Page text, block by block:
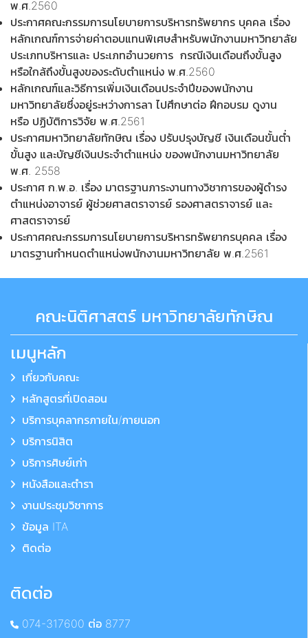
พ.ศ.2560
ประกาศคณะกรรมการนโยบายการบริหารทรัพยากร บุคคล เรื่อง
หลักเกณฑ์การจ่ายค่าตอบแทนพิเศษสำหรับพนักงานมหาวิทยาลัย
ประเภทบริหารและ ประเภทอำนวยการ กรณีเงินเดือนถึงขั้นสูง
หรือใกล้ถึงขั้นสูงของระดับตำแหน่ง พ.ศ.2560
หลักเกณฑ์และวิธีการเพิ่มเงินเดือนประจำปีของพนักงาน
มหาวิทยาลัยซึ่งอยู่ระหว่างการลา ไปศึกษาต่อ ฝึกอบรม ดูงาน
หรือ ปฏิบัติการวิจัย พ.ศ.2561
ประกาศมหาวิทยาลัยทักษิณ เรื่อง ปรับปรุงบัญชี เงินเดือนขั้นต่ำ
ขั้นสูง และบัญชีเงินประจำตำแหน่ง ของพนักงานมหาวิทยาลัย
พ.ศ. 2558
ประกาศ ก.พ.อ. เรื่อง มาตรฐานภาระงานทางวิชาการของผู้ดำรง
ตำแหน่งอาจารย์ ผู้ช่วยศาสตราจารย์ รองศาสตราจารย์ และ
ศาสตราจารย์
ประกาศคณะกรรมการนโยบายการบริหารทรัพยากรบุคคล เรื่อง
มาตรฐานกำหนดตำแหน่งพนักงานมหาวิทยาลัย พ.ศ.2561
คณะนิติศาสตร์ มหาวิทยาลัยทักษิณ
เมนูหลัก
เกี่ยวกับคณะ
หลักสูตรที่เปิดสอน
บริการบุคลากรภายใน/ภายนอก
บริการนิสิต
บริการศิษย์เก่า
หนังสือและตำรา
งานประชุมวิชาการ
ข้อมูล ITA
ติดต่อ
ติดต่อ
074-317600 ต่อ 8777